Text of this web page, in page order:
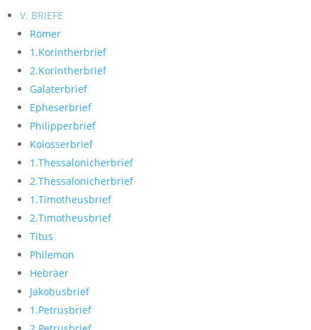
V. BRIEFE
Römer
1.Korintherbrief
2.Korintherbrief
Galaterbrief
Epheserbrief
Philipperbrief
Kolosserbrief
1.Thessalonicherbrief
2.Thessalonicherbrief
1.Timotheusbrief
2.Timotheusbrief
Titus
Philemon
Hebräer
Jakobusbrief
1.Petrusbrief